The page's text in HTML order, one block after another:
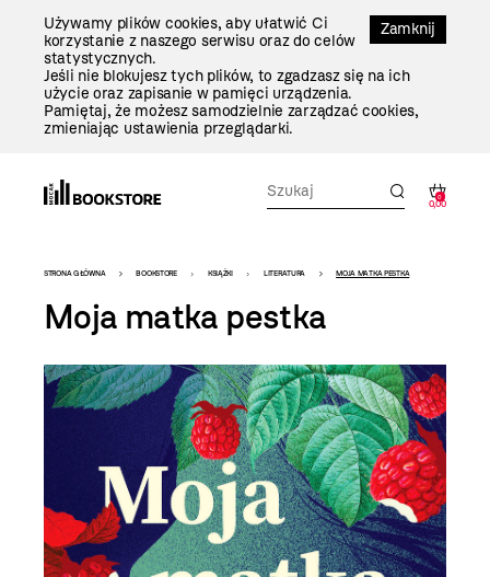
Zamknij
Używamy plików cookies, aby ułatwić Ci
korzystanie z naszego serwisu oraz do celów
statystycznych.
Jeśli nie blokujesz tych plików, to zgadzasz się na ich
użycie oraz zapisanie w pamięci urządzenia.
Pamiętaj, że możesz samodzielnie zarządzać cookies,
zmieniając ustawienia przeglądarki.
0
0,00
Bookstore
-
szablon
szczegóły
STRONA GŁÓWNA BOOKSTORE KSIĄŻKI LITERATURA MOJA MATKA PESTKA
Moja matka pestka